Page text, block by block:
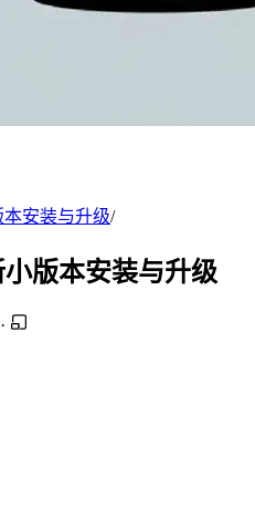
本安装与升级/
版本安装与升级
·